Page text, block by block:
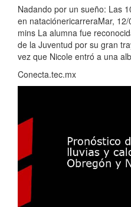
Nadando por un sueño: Las
en nataciónericarreraMar,
mins La alumna fue
de la Juventud por su gran
vez que Nicole entró a una
Conecta.tec.mx